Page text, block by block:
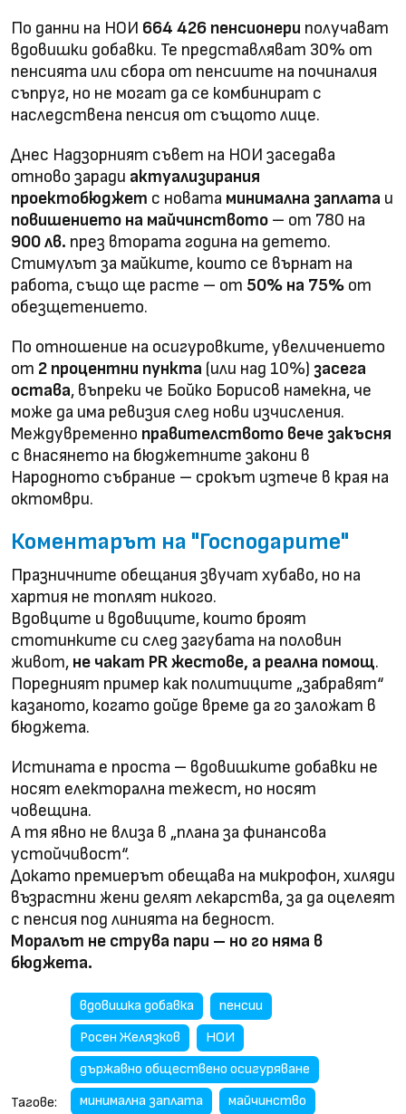
По данни на НОИ 664 426 пенсионери получават
вдовишки добавки. Те представляват 30% от
пенсията или сбора от пенсиите на починалия
съпруг, но не могат да се комбинират с
наследствена пенсия от същото лице.
Днес Надзорният съвет на НОИ заседава
отново заради актуализирания
проектобюджет с новата минимална заплата и
повишението на майчинството – от 780 на
900 лв. през втората година на детето.
Стимулът за майките, които се върнат на
работа, също ще расте – от 50% на 75% от
обезщетението.
По отношение на осигуровките, увеличението
от 2 процентни пункта (или над 10%) засега
остава, въпреки че Бойко Борисов намекна, че
може да има ревизия след нови изчисления.
Междувременно правителството вече закъсня
с внасянето на бюджетните закони в
Народното събрание – срокът изтече в края на
октомври.
Коментарът на "Господарите"
Празничните обещания звучат хубаво, но на
хартия не топлят никого.
Вдовците и вдовиците, които броят
стотинките си след загубата на половин
живот, не чакат PR жестове, а реална помощ.
Поредният пример как политиците „забравят“
казаното, когато дойде време да го заложат в
бюджета.
Истината е проста – вдовишките добавки не
носят електорална тежест, но носят
човещина.
А тя явно не влиза в „плана за финансова
устойчивост“.
Докато премиерът обещава на микрофон, хиляди
възрастни жени делят лекарства, за да оцелеят
с пенсия под линията на бедност.
Моралът не струва пари – но го няма в
бюджета.
Тагове:
вдовишка добавка
пенсии
Росен Желязков
НОИ
държавно обществено осигуряване
минимална заплата
майчинство